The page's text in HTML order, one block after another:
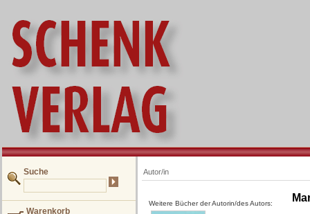
Suche
Warenkorb
Autor/in
Weitere Bücher der Autorin/des Autors: